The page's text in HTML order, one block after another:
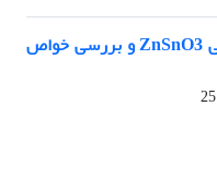
ساخت میکرومکعب های توپر و توخالی ZnSnO3 و بررسی خواص